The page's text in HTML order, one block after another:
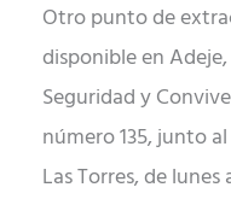
Otro punto de
disponible en
Seguridad y
número 135, junto
Las Torres, de lunes